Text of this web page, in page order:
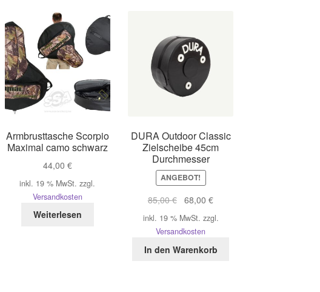
Armbrusttasche Scorpio
Maximal camo schwarz
44,00 €
inkl. 19 % MwSt. zzgl.
Versandkosten
Weiterlesen
DURA Outdoor Classic
Zielscheibe 45cm
Durchmesser
ANGEBOT!
85,00€
Ursprünglicher
Preis
war:
68,00€Aktueller
Preis
ist:
inkl. 19 % MwSt. zzgl.
Versandkosten
In den Warenkorb